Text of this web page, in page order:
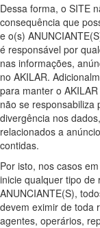
Dessa forma, o SITE
consequência que
e o(s)
é responsável por
nas informações,
no AKILAR.
para manter o
não se responsabiliza
divergência nos
relacionados a
contidas.
Por isto, nos casos
inicie qualquer tipo de
ANUNCIANTE(S),
devem eximir de toda
agentes, operários,